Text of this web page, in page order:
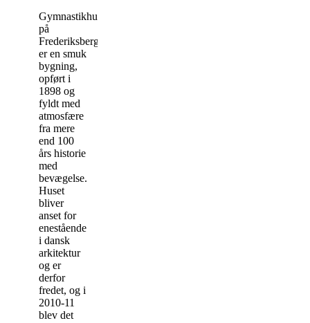
Gymnastikhuset
på
Frederiksberg
er en smuk
bygning,
opført i
1898 og
fyldt med
atmosfære
fra mere
end 100
års historie
med
bevægelse.
Huset
bliver
anset for
enestående
i dansk
arkitektur
og er
derfor
fredet, og i
2010-11
blev det